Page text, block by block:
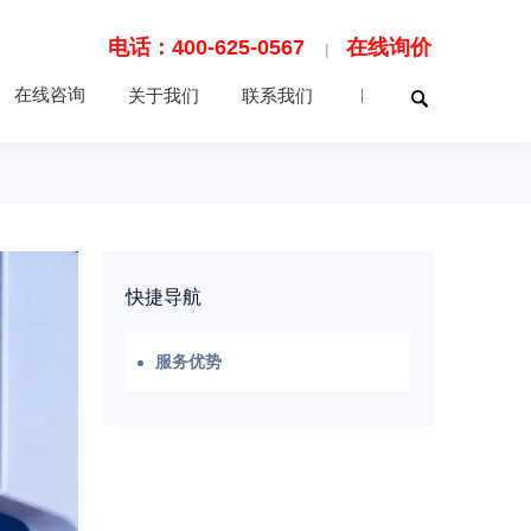
电话：400-625-0567 在线询价
在线咨询 关于我们 联系我们
快捷导航
服务优势